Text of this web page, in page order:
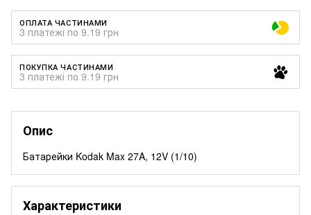
ОПЛАТА ЧАСТИНАМИ
3 платежі по 9.19 грн
ПОКУПКА ЧАСТИНАМИ
3 платежі по 9.19 грн
Опис
Батарейки Kodak Max 27A, 12V (1/10)
Характеристики